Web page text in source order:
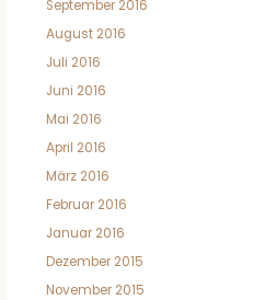
September 2016
August 2016
Juli 2016
Juni 2016
Mai 2016
April 2016
März 2016
Februar 2016
Januar 2016
Dezember 2015
November 2015